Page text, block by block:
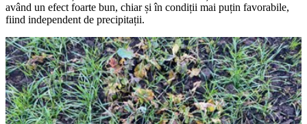
având un efect foarte bun, chiar și în condiții mai puțin favorabile,
fiind independent de precipitații.